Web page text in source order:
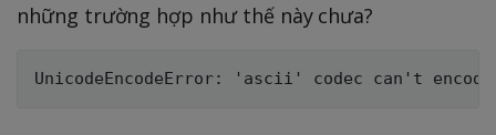
những trường hợp như thế này chưa?